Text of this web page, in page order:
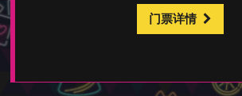
门票详情